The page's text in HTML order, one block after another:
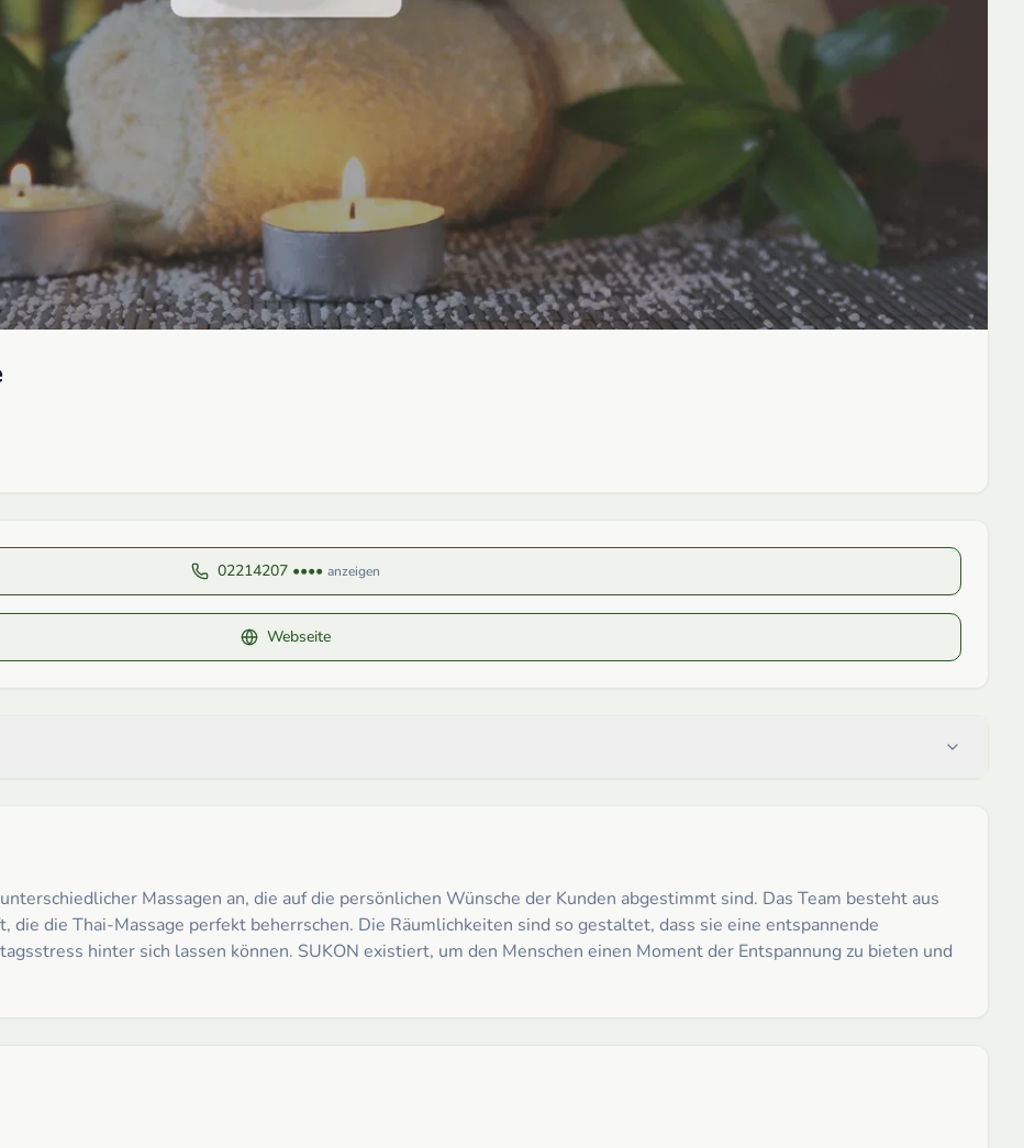
02214207 •••• anzeigen
Webseite
Massagen an, die auf die persönlichen Wünsche der Kunden abgestimmt sind. Das Team besteht aus
die Thai-Massage perfekt beherrschen. Die Räumlichkeiten sind so gestaltet, dass sie eine entspannende
hinter sich lassen können. SUKON existiert, um den Menschen einen Moment der Entspannung zu bieten und